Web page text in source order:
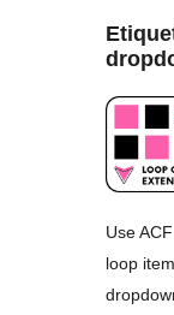
Use
loop